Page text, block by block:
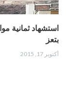
استشهاد ثمانية
بتعز
أكتوبر 17, 2015